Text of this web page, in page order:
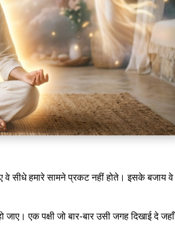
सीधे हमारे सामने प्रकट नहीं होते। इसके बजाय वे
एक पक्षी जो बार-बार उसी जगह दिखाई दे जहाँ